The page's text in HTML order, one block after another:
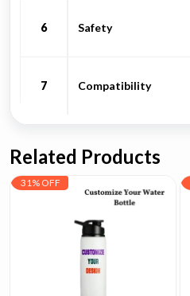
6 Safety
7 Compatibility
Related Products
31% OFF